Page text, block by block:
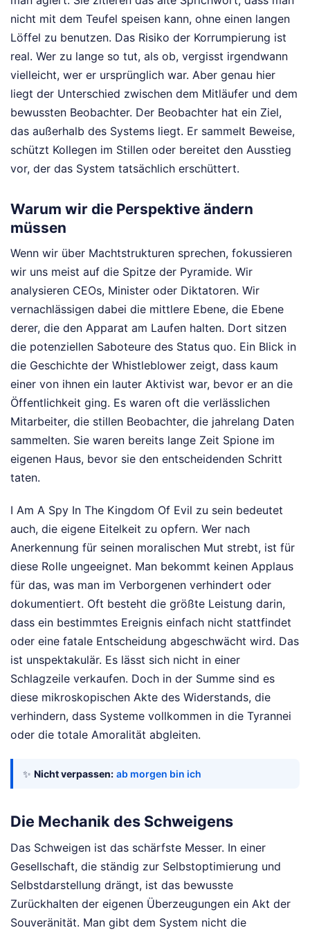
nicht mit dem Teufel speisen kann, ohne einen langen
Löffel zu benutzen. Das Risiko der Korrumpierung ist
real. Wer zu lange so tut, als ob, vergisst irgendwann
vielleicht, wer er ursprünglich war. Aber genau hier
liegt der Unterschied zwischen dem Mitläufer und dem
bewussten Beobachter. Der Beobachter hat ein Ziel,
das außerhalb des Systems liegt. Er sammelt Beweise,
schützt Kollegen im Stillen oder bereitet den Ausstieg
vor, der das System tatsächlich erschüttert.
Warum wir die Perspektive ändern
müssen
Wenn wir über Machtstrukturen sprechen, fokussieren
wir uns meist auf die Spitze der Pyramide. Wir
analysieren CEOs, Minister oder Diktatoren. Wir
vernachlässigen dabei die mittlere Ebene, die Ebene
derer, die den Apparat am Laufen halten. Dort sitzen
die potenziellen Saboteure des Status quo. Ein Blick in
die Geschichte der Whistleblower zeigt, dass kaum
einer von ihnen ein lauter Aktivist war, bevor er an die
Öffentlichkeit ging. Es waren oft die verlässlichen
Mitarbeiter, die stillen Beobachter, die jahrelang Daten
sammelten. Sie waren bereits lange Zeit Spione im
eigenen Haus, bevor sie den entscheidenden Schritt
taten.
I Am A Spy In The Kingdom Of Evil zu sein bedeutet
auch, die eigene Eitelkeit zu opfern. Wer nach
Anerkennung für seinen moralischen Mut strebt, ist für
diese Rolle ungeeignet. Man bekommt keinen Applaus
für das, was man im Verborgenen verhindert oder
dokumentiert. Oft besteht die größte Leistung darin,
dass ein bestimmtes Ereignis einfach nicht stattfindet
oder eine fatale Entscheidung abgeschwächt wird. Das
ist unspektakulär. Es lässt sich nicht in einer
Schlagzeile verkaufen. Doch in der Summe sind es
diese mikroskopischen Akte des Widerstands, die
verhindern, dass Systeme vollkommen in die Tyrannei
oder die totale Amoralität abgleiten.
✨ Nicht verpassen: ab morgen bin ich
Die Mechanik des Schweigens
Das Schweigen ist das schärfste Messer. In einer
Gesellschaft, die ständig zur Selbstoptimierung und
Selbstdarstellung drängt, ist das bewusste
Zurückhalten der eigenen Überzeugungen ein Akt der
Souveränität. Man gibt dem System nicht die